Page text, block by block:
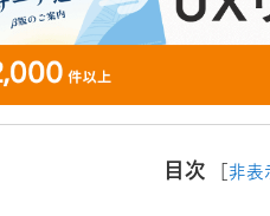
目次 非表